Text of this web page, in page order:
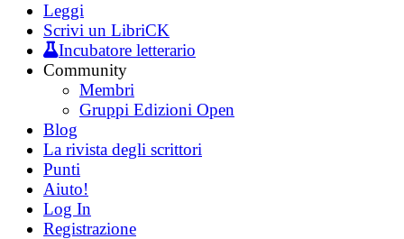
Leggi
Scrivi un LibriCK
Incubatore letterario
Community
Membri
Gruppi Edizioni Open
Blog
La rivista degli scrittori
Punti
Aiuto!
Log In
Registrazione